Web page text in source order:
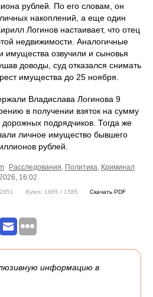
рублей. По его словам, он
накоплений, а еще один
Логинов настаивает, что отец
недвижимости. Аналогичные
имущества озвучили и сыновья
доводы, суд отказался снимать
имущества до 25 ноября.
Владислава Логинова 9
в получении взяток на сумму
подрядчиков. Тогда же
личное имущество бывшего
рублей.
Расследования, Политика, Криминал
16:02
Bytes: 1665 / 1585 Скачать PDF
информацию в